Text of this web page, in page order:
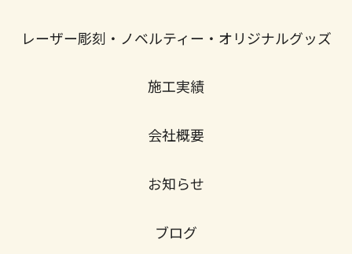
レーザー彫刻・ノベルティー・オリジナルグッズ
施工実績
会社概要
お知らせ
ブログ